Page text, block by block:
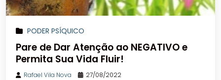
PODER PSÍQUICO
Pare de Dar Atenção ao NEGATIVO e
Permita Sua Vida Fluir!
Rafael Vila Nova 27/08/2022